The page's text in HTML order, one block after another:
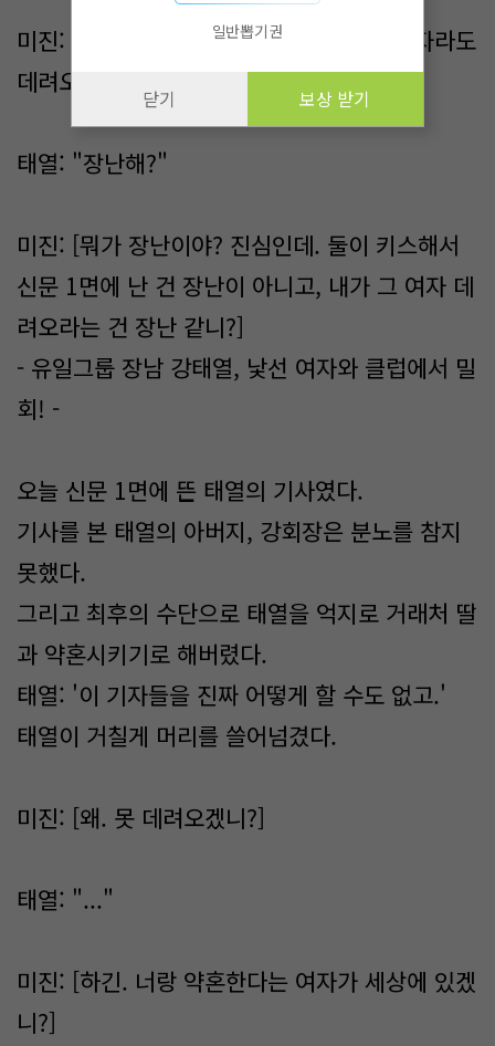
미진: [정 싫으면 클럽에서 같이 있던 그 여자라도
데려오라니까?]
태열: "장난해?"
미진: [뭐가 장난이야? 진심인데. 둘이 키스해서
신문 1면에 난 건 장난이 아니고, 내가 그 여자 데
려오라는 건 장난 같니?]
- 유일그룹 장남 강태열, 낯선 여자와 클럽에서 밀
회! -
오늘 신문 1면에 뜬 태열의 기사였다.
기사를 본 태열의 아버지, 강회장은 분노를 참지
못했다.
그리고 최후의 수단으로 태열을 억지로 거래처 딸
과 약혼시키기로 해버렸다.
태열: '이 기자들을 진짜 어떻게 할 수도 없고.'
태열이 거칠게 머리를 쓸어넘겼다.
미진: [왜. 못 데려오겠니?]
태열: "..."
미진: [하긴. 너랑 약혼한다는 여자가 세상에 있겠
니?]
일반뽑기권
닫기 보상 받기